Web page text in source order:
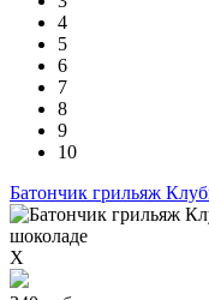
4
5
6
7
8
9
10
Батончик грильяж
X